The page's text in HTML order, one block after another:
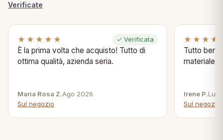
Verificate
★★★★★ ✓ Verificata
È la prima volta che acquisto! Tutto di
ottima qualità, azienda seria.
Maria Rosa Z.Ago 2026
Sul negozio
Tutto bene
materiale .
Irene P.Lug
Sul negozio